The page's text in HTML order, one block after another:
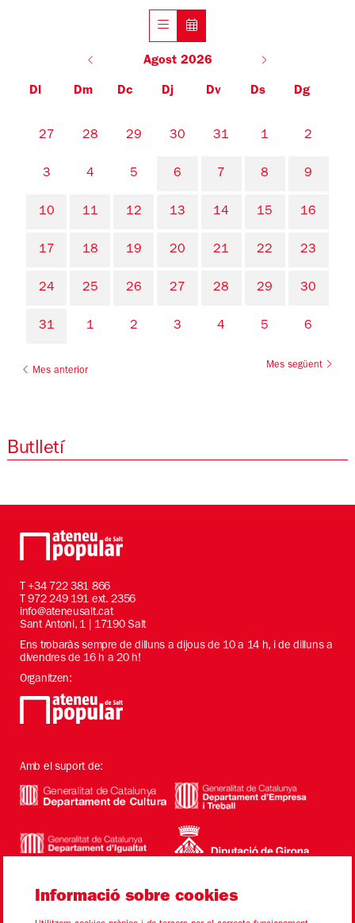
Agost 2026
Dl Dm Dc Dj Dv Ds Dg
No hi ha cap activitat aquest mes
27 28 29 30 31 1 2
3 4 5 6 7 8 9
10 11 12 13 14 15 16
17 18 19 20 21 22 23
24 25 26 27 28 29 30
31 1 2 3 4 5 6
Mes anterior
Mes següent
Butlletí
T+34 722 381 866
T 972 249 191 ext. 2356
info@ateneusalt.cat
Sant Antoni, 1 | 17190 Salt
Ens trobaràs sempre de dilluns a dijous de 10 a 14 h, i de dilluns a
divendres de 16 h a 20 h!
Organitzen:
Amb el suport de:
Informació sobre cookies